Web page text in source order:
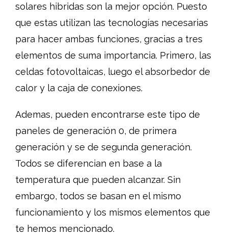
solares hibridas son la mejor opción. Puesto
que estas utilizan las tecnologías necesarias
para hacer ambas funciones, gracias a tres
elementos de suma importancia. Primero, las
celdas fotovoltaicas, luego el absorbedor de
calor y la caja de conexiones.
Ademas, pueden encontrarse este tipo de
paneles de generación 0, de primera
generación y se de segunda generación.
Todos se diferencian en base a la
temperatura que pueden alcanzar. Sin
embargo, todos se basan en el mismo
funcionamiento y los mismos elementos que
te hemos mencionado.